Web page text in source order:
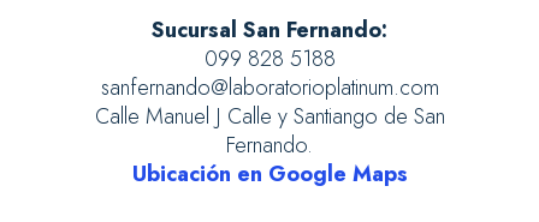
Sucursal San Fernando:
099 828 5188
sanfernando@laboratorioplatinum.com
Calle Manuel J Calle y Santiango de San
Fernando.
Ubicación en Google Maps